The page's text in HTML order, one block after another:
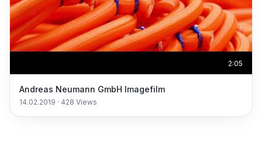
2:05
Andreas Neumann GmbH Imagefilm
14.02.2019 · 428 Views